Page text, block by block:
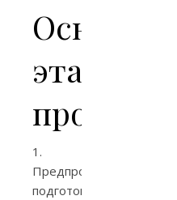
Основные
этапы
проекта
1.
Предпроектная
подготовка